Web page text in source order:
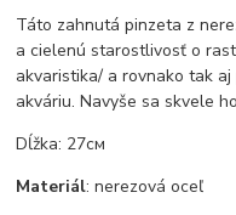
Táto zahnutá pinzeta z
a cielenú starostlivosť o
akvaristika/ a rovnako tak
akváriu. Navyše sa skvele
Dĺžka: 27см
Materiál: nerezová oceľ